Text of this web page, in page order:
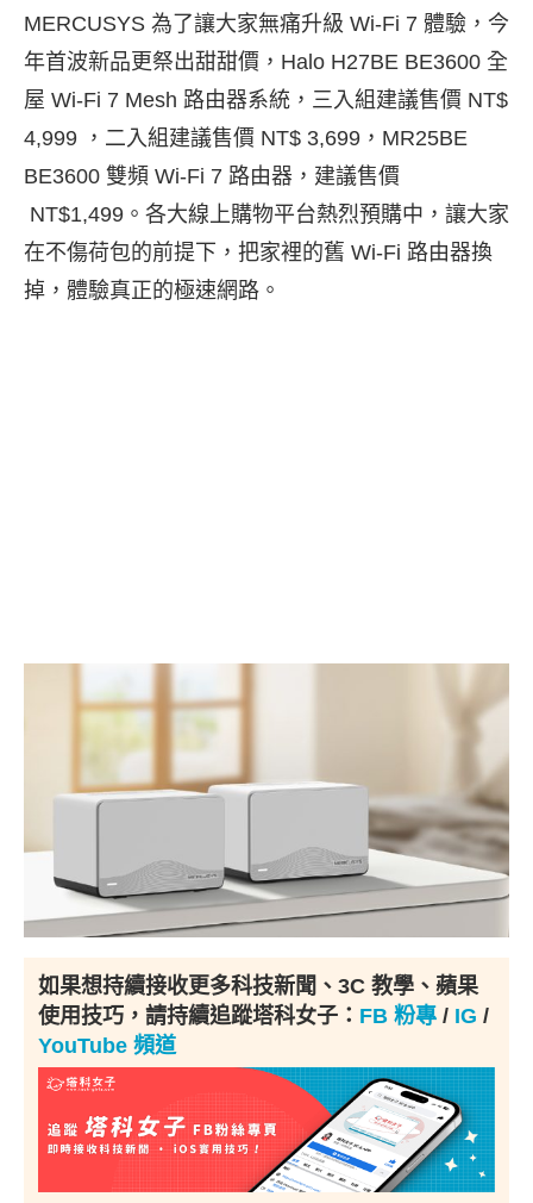
MERCUSYS 為了讓大家無痛升級 Wi-Fi 7 體驗，今
年首波新品更祭出甜甜價，Halo H27BE BE3600 全
屋 Wi-Fi 7 Mesh 路由器系統，三入組建議售價 NT$
4,999 ，二入組建議售價 NT$ 3,699，MR25BE
BE3600 雙頻 Wi-Fi 7 路由器，建議售價
NT$1,499。各大線上購物平台熱烈預購中，讓大家
在不傷荷包的前提下，把家裡的舊 Wi-Fi 路由器換
掉，體驗真正的極速網路。
如果想持續接收更多科技新聞、3C 教學、蘋果
使用技巧，請持續追蹤塔科女子： FB 粉專 / IG /
YouTube 頻道